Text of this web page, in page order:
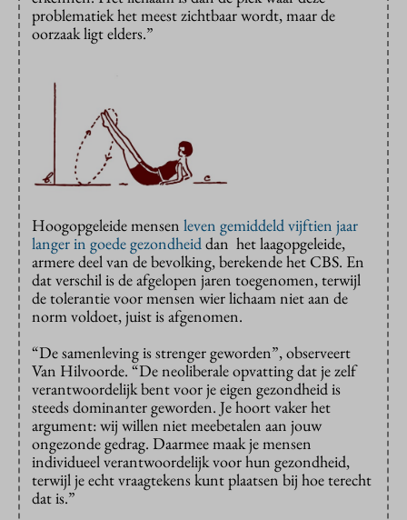
problematiek het meest zichtbaar wordt, maar de
oorzaak ligt elders.”
Hoogopgeleide mensen leven gemiddeld vijftien jaar
langer in goede gezondheiddan het laagopgeleide,
armere deel van de bevolking, berekende het CBS. En
dat verschil is de afgelopen jaren toegenomen, terwijl
de tolerantie voor mensen wier lichaam niet aan de
norm voldoet, juist is afgenomen.
“De samenleving is strenger geworden”, observeert
Van Hilvoorde. “De neoliberale opvatting dat je zelf
verantwoordelijk bent voor je eigen gezondheid is
steeds dominanter geworden. Je hoort vaker het
argument: wij willen niet meebetalen aan jouw
ongezonde gedrag. Daarmee maak je mensen
individueel verantwoordelijk voor hun gezondheid,
terwijl je echt vraagtekens kunt plaatsen bij hoe terecht
dat is.”